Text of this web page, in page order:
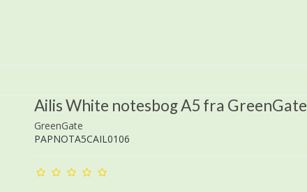
Ailis White notesbog A5 fra GreenGate
GreenGate
PAPNOTA5CAIL0106